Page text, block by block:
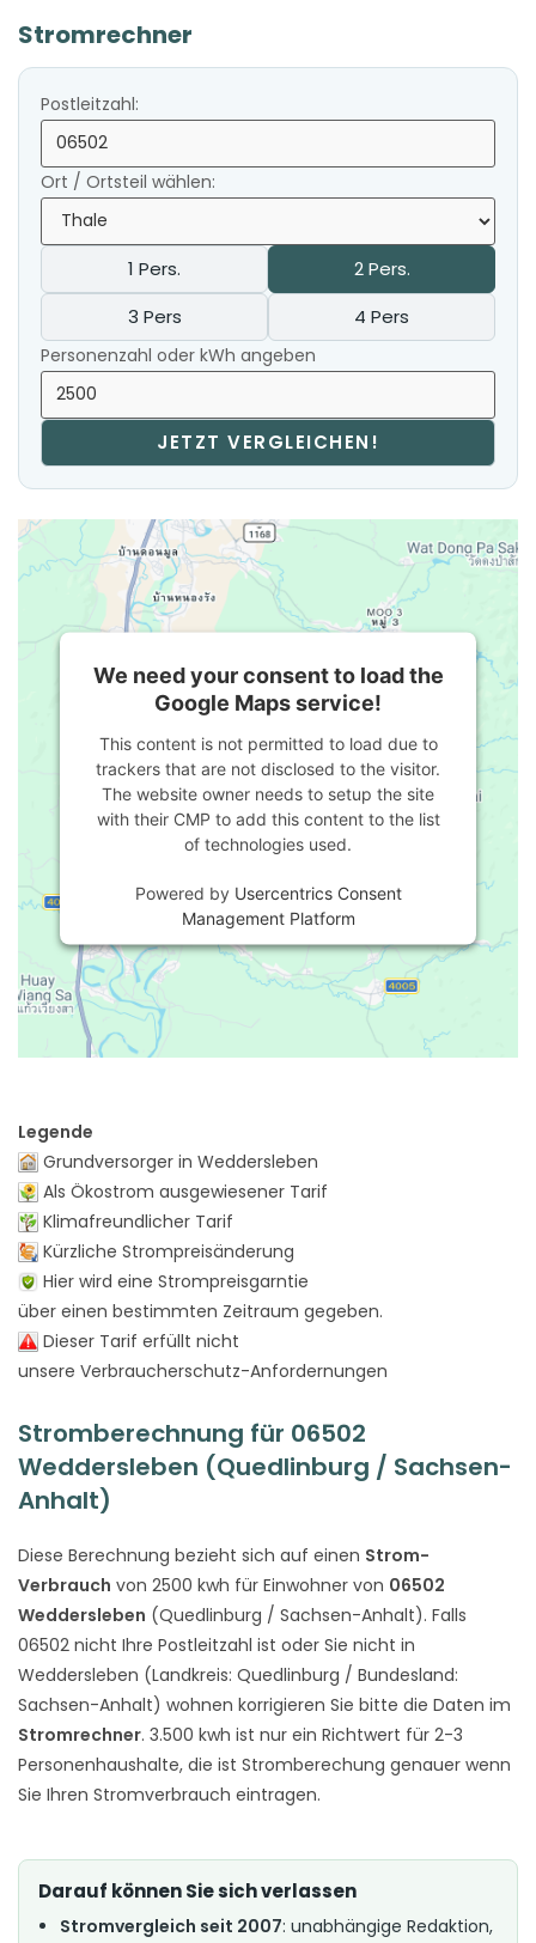
Stromrechner
Postleitzahl:
Ort / Ortsteil wählen:
1 Pers.
2 Pers.
3 Pers
4 Pers
Personenzahl oder kWh angeben
JETZT VERGLEICHEN!
We need your consent to load the
Google Maps service!
This content is not permitted to load due to
trackers that are not disclosed to the visitor.
The website owner needs to setup the site
with their CMP to add this content to the list
of technologies used.
Powered by Usercentrics Consent
Management Platform
Legende
Grundversorger in Weddersleben
Als Ökostrom ausgewiesener Tarif
Klimafreundlicher Tarif
Kürzliche Strompreisänderung
Hier wird eine Strompreisgarntie
über einen bestimmten Zeitraum gegeben.
Dieser Tarif erfüllt nicht
unsere Verbraucherschutz-Anfordernungen
Stromberechnung für 06502
Weddersleben (Quedlinburg / Sachsen-
Anhalt)
Diese Berechnung bezieht sich auf einen Strom-
Verbrauch von 2500 kwh für Einwohner von 06502
Weddersleben (Quedlinburg / Sachsen-Anhalt). Falls
06502 nicht Ihre Postleitzahl ist oder Sie nicht in
Weddersleben (Landkreis: Quedlinburg / Bundesland:
Sachsen-Anhalt) wohnen korrigieren Sie bitte die Daten im
Stromrechner. 3.500 kwh ist nur ein Richtwert für 2-3
Personenhaushalte, die ist Stromberechung genauer wenn
Sie Ihren Stromverbrauch eintragen.
Darauf können Sie sich verlassen
Stromvergleich seit 2007: unabhängige Redaktion,